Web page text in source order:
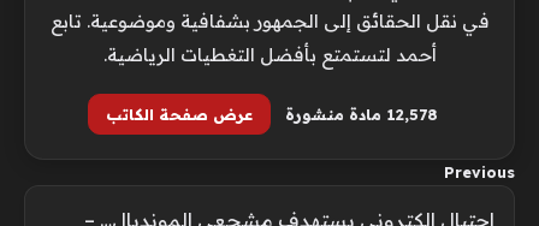
في نقل الحقائق إلى الجمهور بشفافية وموضوعية. تابع
أحمد لتستمتع بأفضل التغطيات الرياضية.
12٬578 مادة منشورة عرض صفحة الكاتب
Previous
احتيال إلكتروني يستهدف مشجعي المونديال… –